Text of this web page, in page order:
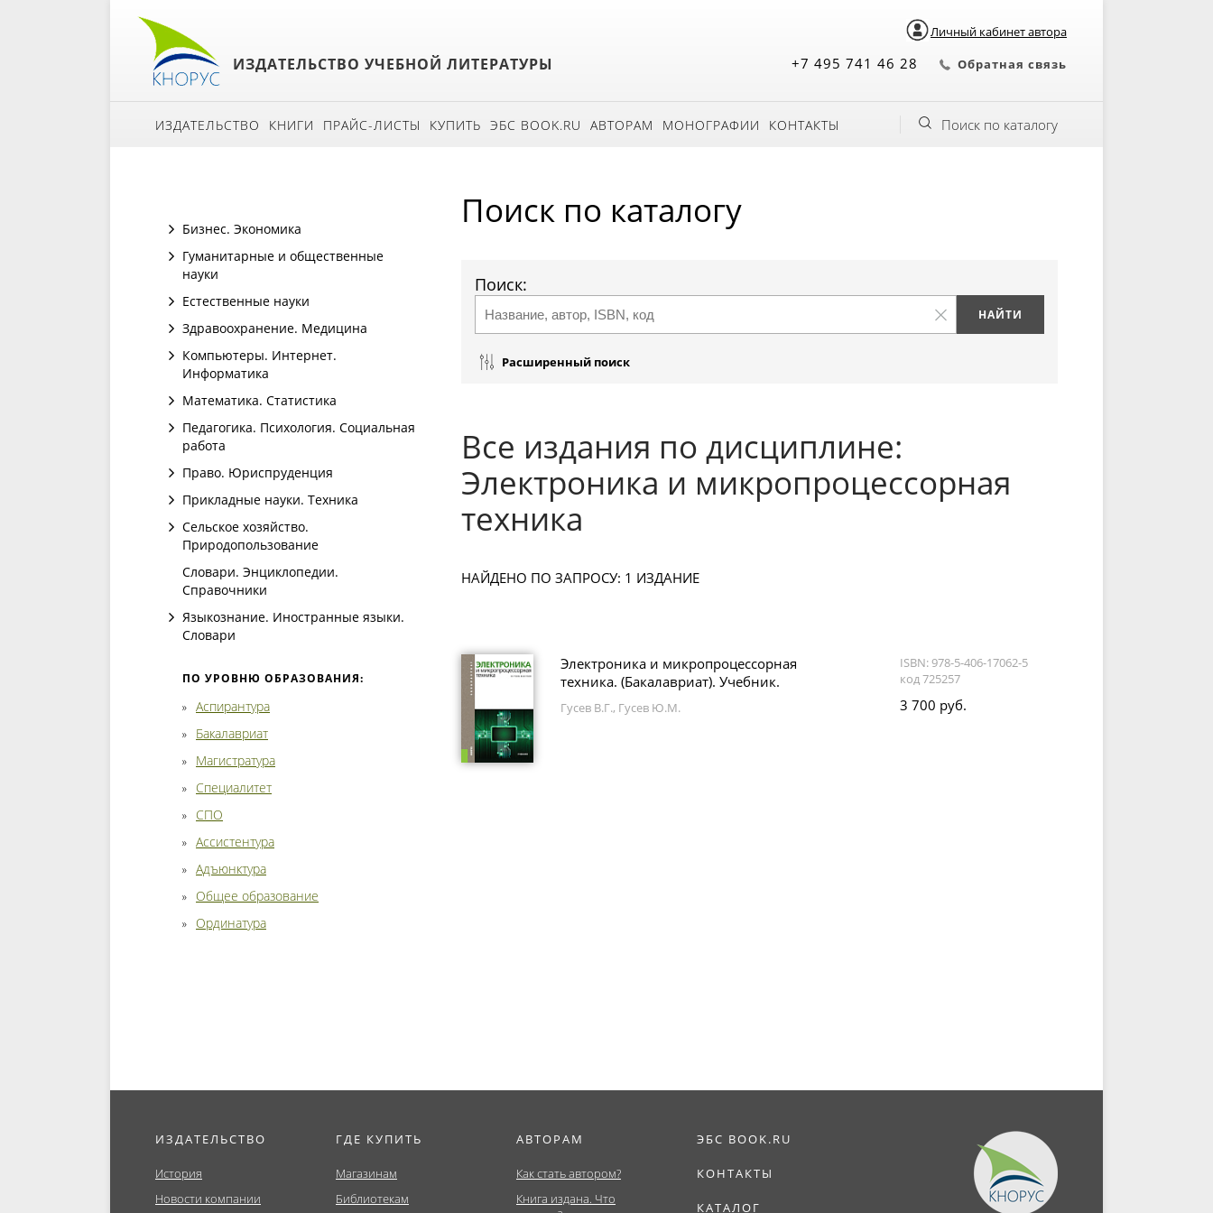
Личный кабинет автора
ИЗДАТЕЛЬСТВО УЧЕБНОЙ ЛИТЕРАТУРЫ +7 495 741 46 28 Обратная связь
ИЗДАТЕЛЬСТВО КНИГИ ПРАЙС-ЛИСТЫ КУПИТЬ ЭБС BOOK.RU АВТОРАМ МОНОГРАФИИ КОНТАКТЫ Поиск по каталогу
Бизнес. Экономика
Гуманитарные и общественные
науки
Естественные науки
Здравоохранение. Медицина
Компьютеры. Интернет.
Информатика
Математика. Статистика
Педагогика. Психология. Социальная
работа
Право. Юриспруденция
Прикладные науки. Техника
Сельское хозяйство.
Природопользование
Словари. Энциклопедии.
Справочники
Языкознание. Иностранные языки.
Словари
ПО УРОВНЮ ОБРАЗОВАНИЯ:
Аспирантура
Бакалавриат
Магистратура
Специалитет
СПО
Ассистентура
Адъюнктура
Общее образование
Ординатура
Поиск по каталогу
Поиск:
Расширенный поиск
Все издания по дисциплине:
Электроника и микропроцессорная
техника
НАЙДЕНО ПО ЗАПРОСУ: 1 ИЗДАНИЕ
Электроника и микропроцессорная
техника. (Бакалавриат). Учебник.
Гусев В.Г., Гусев Ю.М.
ISBN: 978-5-406-17062-5
код 725257
3 700 руб.
ИЗДАТЕЛЬСТВО
История
Новости компании
ГДЕ КУПИТЬ
Магазинам
Библиотекам
АВТОРАМ
Как стать автором?
Книга издана. Что
ЭБС BOOK.RU
КОНТАКТЫ
КАТАЛОГ